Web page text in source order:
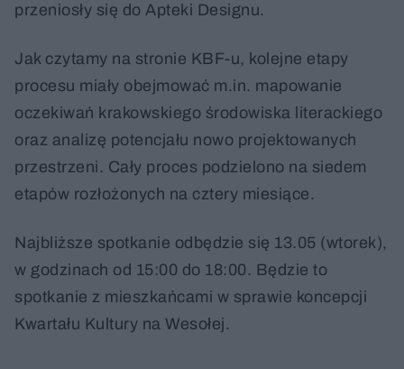
przeniosły się do Apteki Designu.
Jak czytamy na stronie KBF-u, kolejne etapy
procesu miały obejmować m.in. mapowanie
oczekiwań krakowskiego środowiska literackiego
oraz analizę potencjału nowo projektowanych
przestrzeni. Cały proces podzielono na siedem
etapów rozłożonych na cztery miesiące.
Najbliższe spotkanie odbędzie się 13.05 (wtorek),
w godzinach od 15:00 do 18:00. Będzie to
spotkanie z mieszkańcami w sprawie koncepcji
Kwartału Kultury na Wesołej.